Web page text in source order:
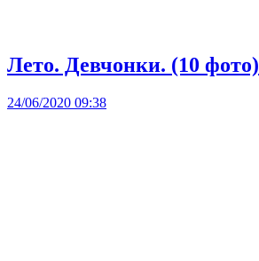
Лето. Девчонки. (10 фото)
24/06/2020 09:38